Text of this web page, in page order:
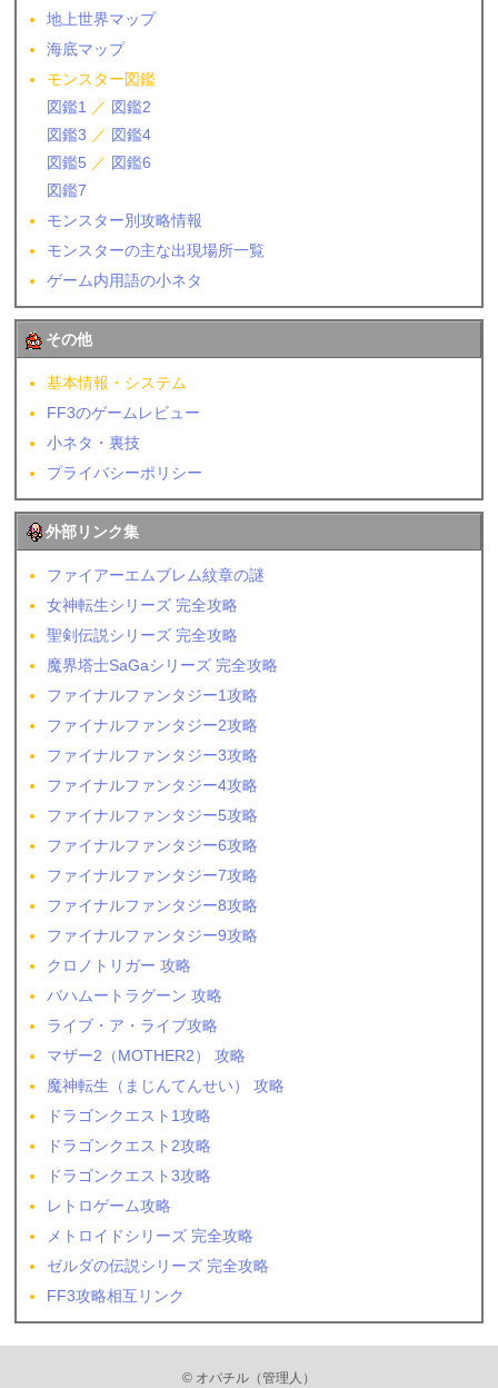
地上世界マップ
海底マップ
モンスター図鑑
図鑑1
／ 図鑑2
図鑑3 ／ 図鑑4
図鑑5 ／ 図鑑6
図鑑7
モンスター別攻略情報
モンスターの主な出現場所一覧
ゲーム内用語の小ネタ
その他
基本情報・システム
FF3のゲームレビュー
小ネタ・裏技
プライバシーポリシー
外部リンク集
ファイアーエムブレム紋章の謎
女神転生シリーズ 完全攻略
聖剣伝説シリーズ 完全攻略
魔界塔士SaGaシリーズ 完全攻略
ファイナルファンタジー1攻略
ファイナルファンタジー2攻略
ファイナルファンタジー3攻略
ファイナルファンタジー4攻略
ファイナルファンタジー5攻略
ファイナルファンタジー6攻略
ファイナルファンタジー7攻略
ファイナルファンタジー8攻略
ファイナルファンタジー9攻略
クロノトリガー 攻略
バハムートラグーン 攻略
ライブ・ア・ライブ攻略
マザー2（MOTHER2） 攻略
魔神転生（まじんてんせい） 攻略
ドラゴンクエスト1攻略
ドラゴンクエスト2攻略
ドラゴンクエスト3攻略
レトロゲーム攻略
メトロイドシリーズ 完全攻略
ゼルダの伝説シリーズ 完全攻略
FF3攻略相互リンク
© オパチル（管理人）